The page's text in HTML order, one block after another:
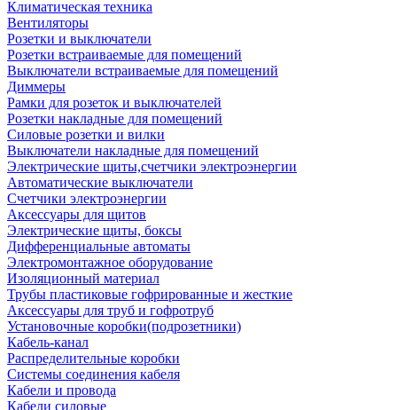
Климатическая техника
Вентиляторы
Розетки и выключатели
Розетки встраиваемые для помещений
Выключатели встраиваемые для помещений
Диммеры
Рамки для розеток и выключателей
Розетки накладные для помещений
Силовые розетки и вилки
Выключатели накладные для помещений
Электрические щиты,счетчики электроэнергии
Автоматические выключатели
Счетчики электроэнергии
Аксессуары для щитов
Электрические щиты, боксы
Дифференциальные автоматы
Электромонтажное оборудование
Изоляционный материал
Трубы пластиковые гофрированные и жесткие
Аксессуары для труб и гофротруб
Установочные коробки(подрозетники)
Кабель-канал
Распределительные коробки
Системы соединения кабеля
Кабели и провода
Кабели силовые